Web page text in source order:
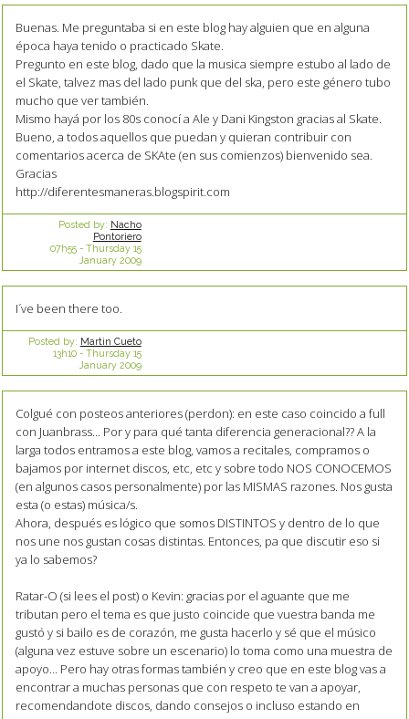
Buenas. Me preguntaba si en este blog hay alguien que en alguna
época haya tenido o practicado Skate.
Pregunto en este blog, dado que la musica siempre estubo al lado de
el Skate, talvez mas del lado punk que del ska, pero este género tubo
mucho que ver también.
Mismo hayá por los 80s conocí a Ale y Dani Kingston gracias al Skate.
Bueno, a todos aquellos que puedan y quieran contribuir con
comentarios acerca de SKAte (en sus comienzos) bienvenido sea.
Gracias
http://diferentesmaneras.blogspirit.com
Posted by: Nacho
Pontoriero
07h55- Thursday 15
January 2009
I´ve been there too.
Posted by: Martin Cueto
13h10- Thursday 15
January 2009
Colgué con posteos anteriores (perdon): en este caso coincido a full
con Juanbrass... Por y para qué tanta diferencia generacional?? A la
larga todos entramos a este blog, vamos a recitales, compramos o
bajamos por internet discos, etc, etc y sobre todo NOS CONOCEMOS
(en algunos casos personalmente) por las MISMAS razones. Nos gusta
esta (o estas) música/s.
Ahora, después es lógico que somos DISTINTOS y dentro de lo que
nos une nos gustan cosas distintas. Entonces, pa que discutir eso si
ya lo sabemos?
Ratar-O (si lees el post) o Kevin: gracias por el aguante que me
tributan pero el tema es que justo coincide que vuestra banda me
gustó y si bailo es de corazón, me gusta hacerlo y sé que el músico
(alguna vez estuve sobre un escenario) lo toma como una muestra de
apoyo... Pero hay otras formas también y creo que en este blog vas a
encontrar a muchas personas que con respeto te van a apoyar,
recomendandote discos, dando consejos o incluso estando en